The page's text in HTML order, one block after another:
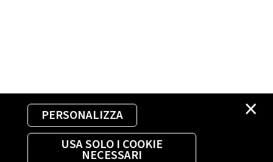
×
PERSONALIZZA
USA SOLO I COOKIE
NECESSARI